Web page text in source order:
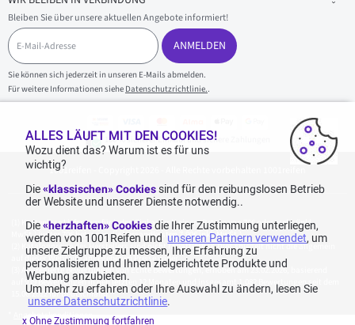
Bleiben Sie über unsere aktuellen Angebote informiert!
E
-
M
a
i
l
ANMELDEN
Sie können sich jederzeit in unseren E-Mails abmelden.
Für weitere Informationen siehe Datenschutzrichtlinie..
100 % sicherer Einkauf und sichere Zahlungen
1001reifen - Copyright 2026 - Alle Rechte vorbehalten 1001reifen
Kostenlose Lieferung: für jeden Einkauf mit einem Betrag von 70€ oder mehr (inkl.
MwSt.) (unter 70€ betragen die Versandkosten 7,90€ inkl. MwSt.).
Katalogpreise des Herstellers sind nicht rabattierbar. Dies spiegelt nicht die allgemein
auf dieser Webseite angegebenen Preise wider.
Aggregierte Bewertungen von Echte Bewertungen, erhoben am 23.02.2026, basierend
auf 939 Bewertungen in den letzten 12 Monaten und insgesamt 1.082 Bewertungen seit dem
15.06.2022 für Deutschland.
Angebotskonditionen
ALLES LÄUFT MIT DEN COOKIES!
Wozu dient das? Warum ist es für uns
wichtig?
Die«klassischen» Cookiessind für den reibungslosen Betrieb
der Website und unserer Dienste notwendig..
Die«herzhaften» Cookies die Ihrer Zustimmung unterliegen,
werden von 1001Reifen und unseren Partnern verwendet, um
unsere Zielgruppe zu messen, Ihre Erfahrung zu
personalisieren und Ihnen zielgerichtete Produkte und
Werbung anzubieten.
Um mehr zu erfahren oder Ihre Auswahl zu ändern, lesen Sie
unsere Datenschutzrichtlinie.
x Ohne Zustimmung fortfahren